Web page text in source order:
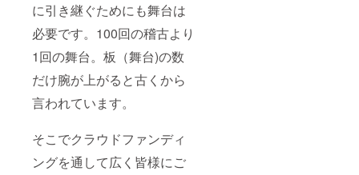
に引き継ぐためにも舞台は
必要です。100回の稽古より
1回の舞台。板（舞台)の数
だけ腕が上がると古くから
言われています。
そこでクラウドファンディ
ングを通して広く皆様にご